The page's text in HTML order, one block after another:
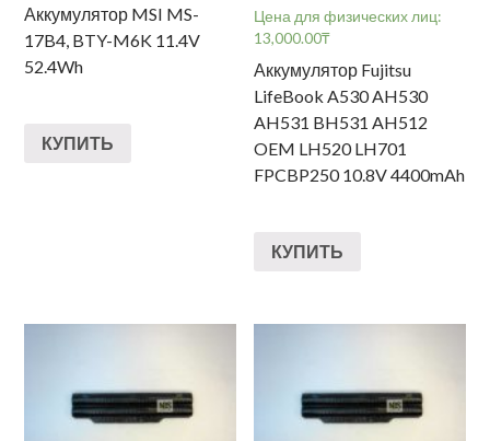
Аккумулятор MSI MS-
17B4, BTY-M6K 11.4V
52.4Wh
КУПИТЬ
Цена для физических лиц:
13,000.00₸
Аккумулятор Fujitsu
LifeBook A530 AH530
AH531 BH531 AH512
OEM LH520 LH701
FPCBP250 10.8V 4400mAh
КУПИТЬ